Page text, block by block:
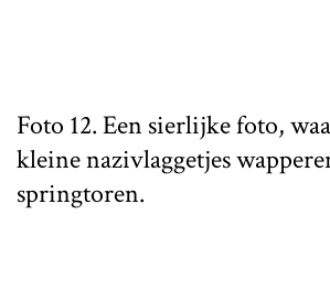
Foto 12. Een sierlijke foto,
kleine nazivlaggetjes
springtoren.